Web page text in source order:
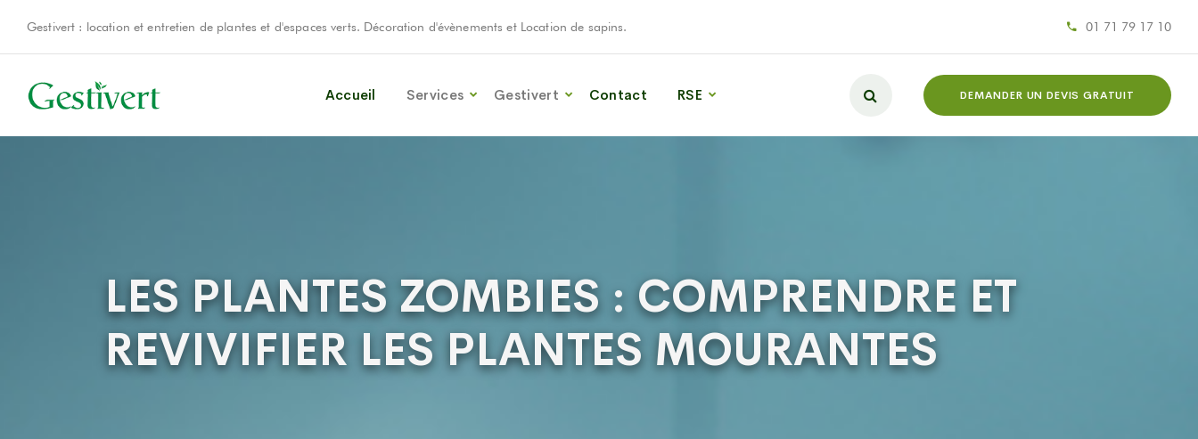
Gestivert : location et entretien de plantes et d'espaces verts. Décoration d'évènements et Location de sapins. 01 71 79 17 10
Accueil Services Gestivert Contact RSE DEMANDER UN DEVIS GRATUIT
LES PLANTES ZOMBIES : COMPRENDRE ET
REVIVIFIER LES PLANTES MOURANTES